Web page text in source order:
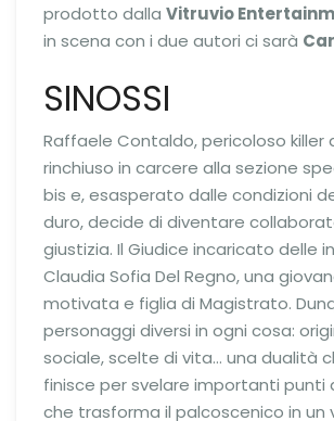
prodotto dalla Vitruvio
in scena con i due autori ci sarà
SINOSSI
Raffaele Contaldo, pericoloso killer
rinchiuso in carcere alla sezione
bis e, esasperato dalle condizioni
duro, decide di diventare
giustizia. Il Giudice incaricato delle
Claudia Sofia Del Regno, una
motivata e figlia di Magistrato.
personaggi diversi in ogni cosa:
sociale, scelte di vita… una dualità
finisce per svelare importanti
che trasforma il palcoscenico in un